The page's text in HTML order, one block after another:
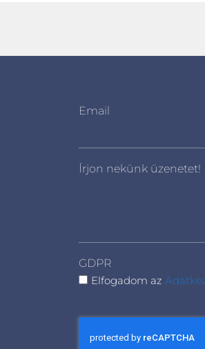
Email
Írjon nekünk üzenetet!
GDPR
Elfogadom az